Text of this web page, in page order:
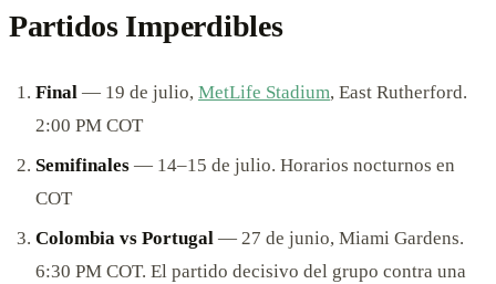
Partidos Imperdibles
Final — 19 de julio, MetLife Stadium, East Rutherford.
2:00 PM COT
Semifinales — 14–15 de julio. Horarios nocturnos en
COT
Colombia vs Portugal — 27 de junio, Miami Gardens.
6:30 PM COT. El partido decisivo del grupo contra una